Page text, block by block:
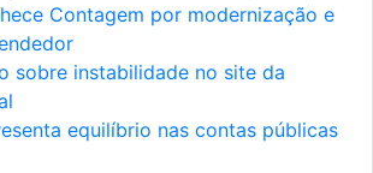
Contagem por modernização e
sobre instabilidade no site da
equilíbrio nas contas públicas